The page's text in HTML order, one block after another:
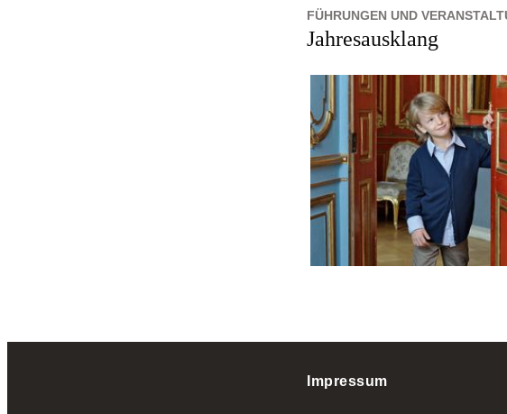
FÜHRUNGEN UND
Jahresausklang
Impressum